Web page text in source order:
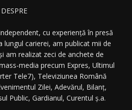
DESPRE
cu experiență în presă
lungul carierei, am publicat mii de
am realizat zeci de anchete de
media precum Expres, Ultimul
Tele7), Televiziunea Română
Zilei, Adevărul, Bilanț,
Public, Gardianul, Curentul ș.a.